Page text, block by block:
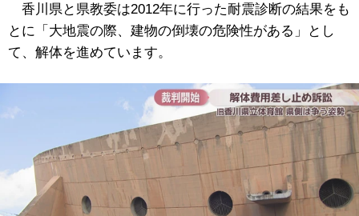
香川県と県教委は2012年に行った耐震診断の結果をも
とに「大地震の際、建物の倒壊の危険性がある」とし
て、解体を進めています。